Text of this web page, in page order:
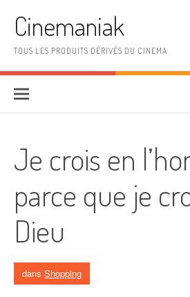
Cinemaniak
TOUS LES PRODUITS DÉRIVÉS DU CINEMA
Je crois en
parce que je
Dieu
dans Shopping